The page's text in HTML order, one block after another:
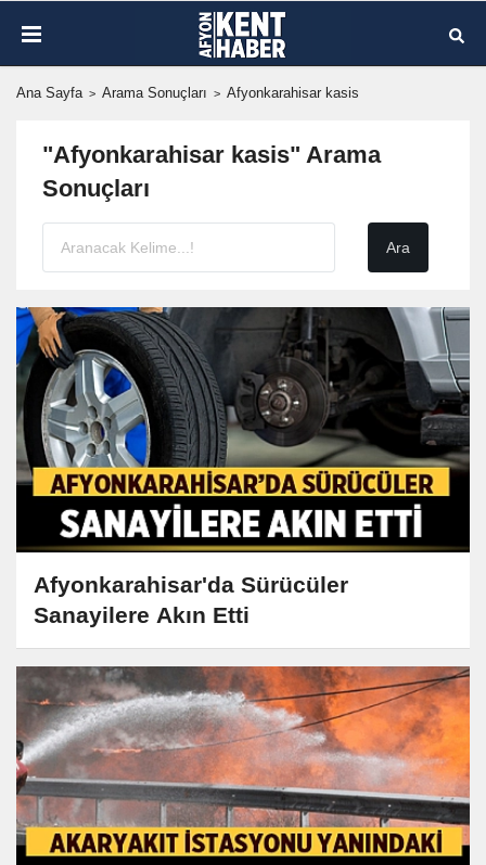
Ana Sayfa Arama Sonuçları Afyonkarahisar kasis
"Afyonkarahisar kasis" Arama
Sonuçları
Afyonkarahisar'da Sürücüler
Sanayilere Akın Etti